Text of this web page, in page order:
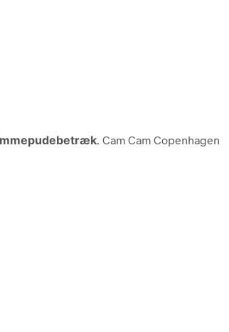
. Cam Cam Copenhagen